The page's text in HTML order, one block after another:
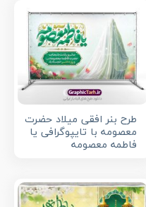
طرح بنر افقی میلاد حضرت
معصومه با تایپوگرافی یا
فاطمه معصومه